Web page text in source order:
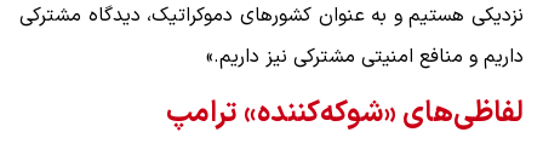
نزدیکی هستیم و به عنوان کشورهای دموکراتیک، دیدگاه مشترکی
داریم و منافع امنیتی مشترکی نیز داریم.»
لفاظی‌های «شوکه‌کننده» ترامپ